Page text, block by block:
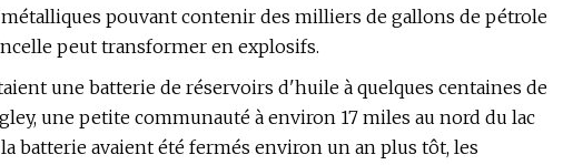
pouvant contenir des milliers de gallons de pétrole
peut transformer en explosifs.
une batterie de réservoirs d'huile à quelques centaines de
une petite communauté à environ 17 miles au nord du lac
batterie avaient été fermés environ un an plus tôt, les